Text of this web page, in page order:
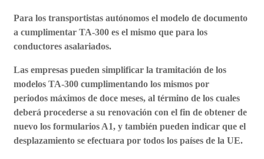
Para los transportistas autónomos el modelo de documento
a cumplimentar TA-300 es el mismo que para los
conductores asalariados.
Las empresas pueden simplificar la tramitación de los
modelos TA-300 cumplimentando los mismos por
periodos máximos de doce meses, al término de los cuales
deberá procederse a su renovación con el fin de obtener de
nuevo los formularios A1, y también pueden indicar que el
desplazamiento se efectuara por todos los países de la UE.